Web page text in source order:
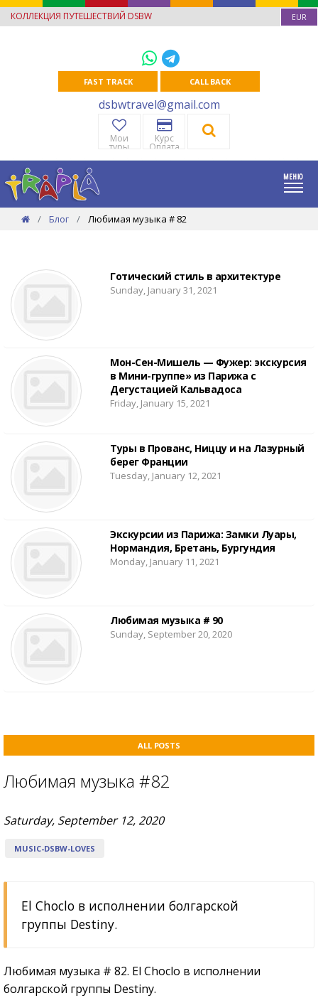
КОЛЛЕКЦИЯ ПУТЕШЕСТВИЙ DSBW EUR
FAST TRACK CALL BACK
dsbwtravel@gmail.com
Мои
туры
Курс
Оплата
Блог Любимая музыка # 82
Готический стиль в архитектуре
Sunday, January 31, 2021
Мон-Сен-Мишель — Фужер: экскурсия
в Мини-группе» из Парижа с
Дегустацией Кальвадоса
Friday, January 15, 2021
Туры в Прованс, Ниццу и на Лазурный
берег Франции
Tuesday, January 12, 2021
Экскурсии из Парижа: Замки Луары,
Нормандия, Бретань, Бургундия
Monday, January 11, 2021
Любимая музыка # 90
Sunday, September 20, 2020
ALL POSTS
Любимая музыка #82
Saturday, September 12, 2020
MUSIC-DSBW-LOVES
El Choclo в исполнении болгарской
группы Destiny.
Любимая музыка # 82. El Choclo в исполнении
болгарской группы Destiny.